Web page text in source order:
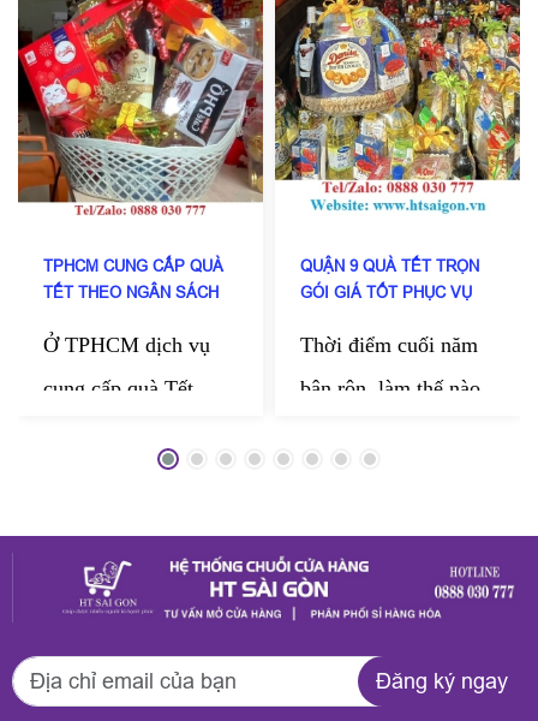
TPHCM CUNG CẤP QUÀ
TẾT THEO NGÂN SÁCH
Ở TPHCM dịch vụ
cung cấp quà Tết
nghiệp của HT Sài
công ty tin chọn mỗi
dịp cuối năm. Đến
doanh nghiệp có thể
QUẬN 9 QUÀ TẾT TRỌN
GÓI GIÁ TỐT PHỤC VỤ
Thời điểm cuối năm
bận rộn, làm thế nào
người thân, bạn bè,
đối tác? HT Sài Gòn
quận 9 quà Tết trọn
Đăng ký ngay